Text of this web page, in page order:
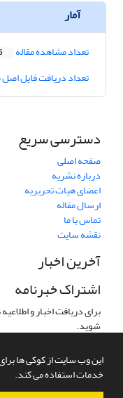
این وب سایت از کوکی ها برای
خدمات استفاده می کند.
آمار
تعداد مشاهده مقاله
تعداد دریافت فایل اصل
دسترسی سریع
صفحه اصلی
درباره نشریه
اعضای هیات تحریریه
ارسال مقاله
تماس با ما
نقشه سایت
آخرین اخبار
اشتراک خبرنامه
برای دریافت اخبار و
شوید.